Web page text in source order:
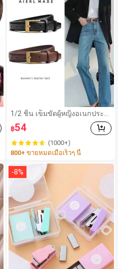
1/2 ชิ้น เข็มขัดผู้หญิงอเนกประส
งค์, สง่างามและทันสมัยสำหรับผู้
หญิงที่จะสวมใส่กับกางเกงยีนส์, ก
างเกงลำลอง, ชุดสูทและชุดเดรส,
เหมาะสำหรับวันวาเลนไทน์, วันแ
ม่และวันฮาโลวีน ฤดูร้อน, โรงเรี
฿54
(1000+)
800+ ขายหมดเมื่อเร็วๆ นี้
-8%